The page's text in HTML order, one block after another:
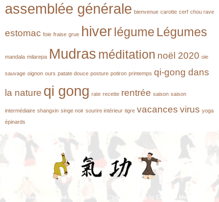
assemblée générale bienvenue carotte cerf chou rave
estomac foie fraise grue hiver légume Légumes
mandala milarepa Mudras méditation noël 2020 oie
sauvage oignon ours patate douce posture potiron printemps qi-gong dans
la nature qi gong rate recette rentrée saison saison
intermédiaire shangxin singe noir sourire intérieur tigre vacances virus yoga
épinards
Proudly powered by WordPress Theme: Babylog by Caroline Moore